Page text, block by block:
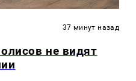
37 минут назад
не видят